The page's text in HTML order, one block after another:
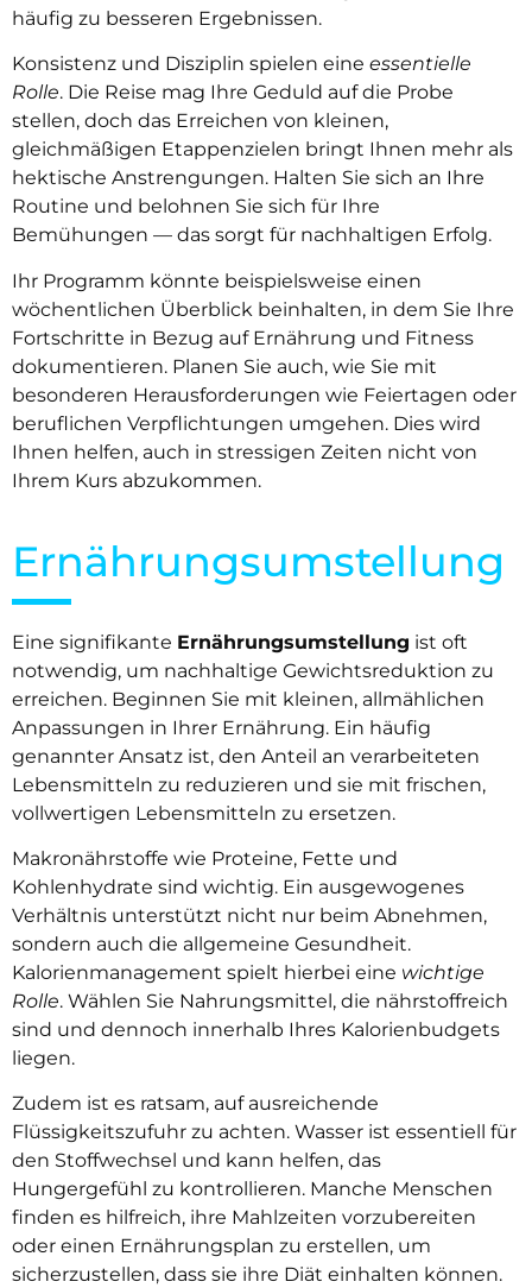
häufig zu besseren Ergebnissen.
Konsistenz und Disziplin spielen eine essentielle
Rolle. Die Reise mag Ihre Geduld auf die Probe
stellen, doch das Erreichen von kleinen,
gleichmäßigen Etappenzielen bringt Ihnen mehr als
hektische Anstrengungen. Halten Sie sich an Ihre
Routine und belohnen Sie sich für Ihre
Bemühungen — das sorgt für nachhaltigen Erfolg.
Ihr Programm könnte beispielsweise einen
wöchentlichen Überblick beinhalten, in dem Sie Ihre
Fortschritte in Bezug auf Ernährung und Fitness
dokumentieren. Planen Sie auch, wie Sie mit
besonderen Herausforderungen wie Feiertagen oder
beruflichen Verpflichtungen umgehen. Dies wird
Ihnen helfen, auch in stressigen Zeiten nicht von
Ihrem Kurs abzukommen.
Ernährungsumstellung
Eine signifikante Ernährungsumstellung ist oft
notwendig, um nachhaltige Gewichtsreduktion zu
erreichen. Beginnen Sie mit kleinen, allmählichen
Anpassungen in Ihrer Ernährung. Ein häufig
genannter Ansatz ist, den Anteil an verarbeiteten
Lebensmitteln zu reduzieren und sie mit frischen,
vollwertigen Lebensmitteln zu ersetzen.
Makronährstoffe wie Proteine, Fette und
Kohlenhydrate sind wichtig. Ein ausgewogenes
Verhältnis unterstützt nicht nur beim Abnehmen,
sondern auch die allgemeine Gesundheit.
Kalorienmanagement spielt hierbei eine wichtige
Rolle. Wählen Sie Nahrungsmittel, die nährstoffreich
sind und dennoch innerhalb Ihres Kalorienbudgets
liegen.
Zudem ist es ratsam, auf ausreichende
Flüssigkeitszufuhr zu achten. Wasser ist essentiell für
den Stoffwechsel und kann helfen, das
Hungergefühl zu kontrollieren. Manche Menschen
finden es hilfreich, ihre Mahlzeiten vorzubereiten
oder einen Ernährungsplan zu erstellen, um
sicherzustellen, dass sie ihre Diät einhalten können.